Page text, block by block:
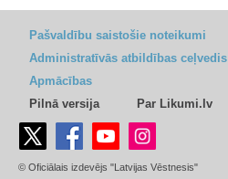
Pašvaldību saistošie noteikumi
Administratīvās atbildības ceļvedis
Apmācības
Pilnā versija
Par Likumi.lv
© Oficiālais izdevējs "Latvijas Vēstnesis"